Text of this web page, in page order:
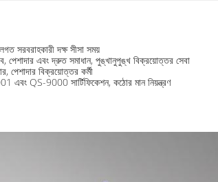
সরবরাহকারী দক্ষ সীসা সময়
পেশাদার এবং দ্রুত সমাধান, পুঙ্খানুপুঙ্খ বিক্রয়োত্তর সেবা
পেশাদার বিক্রয়োত্তর কর্মী
এবং QS-9000 সার্টিফিকেশন, কঠোর মান নিয়ন্ত্রণ